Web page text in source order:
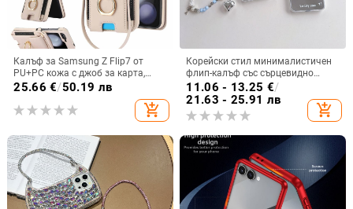
Калъф за Samsung Z Flip7 от
PU+PC кожа с джоб за карта,
пръстен за държане, еластичен
държач за карти и кръстосана
презрамка
25.66 €/50.19 лв
add_shopping_cart
Корейски стил минималистичен
флип-калъф със сърцевидно
огледало за Samsung Galaxy Z
Flip 3/4/5
11.06 - 13.25 €/
21.63 - 25.91 лв
add_shopping_cart